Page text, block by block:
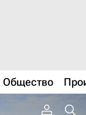
Общество